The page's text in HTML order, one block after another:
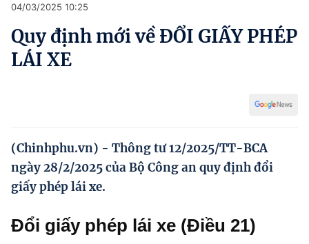
Tham vấn chính sách
Hướng dẫn thực hiện chính sách
Phát triển kinh tế tư nhân và doanh nghiệp dân tộc
Ocop và chuỗi giá trị Nông sản
04/03/2025 10:25
Quy định mới về ĐỔI GIẤY PHÉP
LÁI XE
(Chinhphu.vn) - Thông tư 12/2025/TT-BCA
ngày 28/2/2025 của Bộ Công an quy định đổi
giấy phép lái xe.
Đổi giấy phép lái xe (Điều 21)